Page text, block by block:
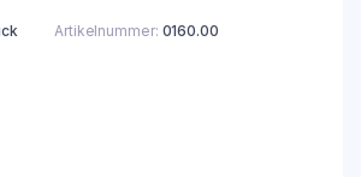
Artikelnummer: 0160.00